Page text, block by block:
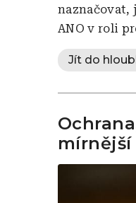
naznačovat,
ANO v roli
Jít do
mírnější